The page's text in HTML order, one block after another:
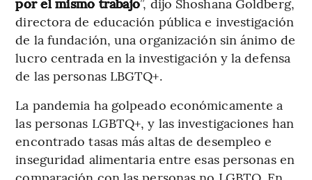
directora de educación pública e investigación
de la fundación, una organización sin ánimo de
lucro centrada en la investigación y la defensa
de las personas LBGTQ+.
La pandemia ha golpeado económicamente a
las personas LGBTQ+, y las investigaciones han
encontrado tasas más altas de desempleo e
inseguridad alimentaria entre esas personas en